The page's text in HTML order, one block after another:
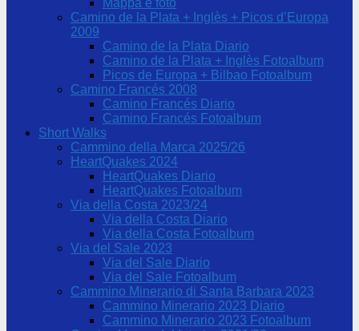
Mappa e foto
Camino de la Plata + Inglès + Picos d’Europa
2009
Camino de la Plata Diario
Camino de la Plata + Inglès Fotoalbum
Picos de Europa + Bilbao Fotoalbum
Camino Francés 2008
Camino Francés Diario
Camino Francés Fotoalbum
Short Walks
Cammino della Marca 2025/26
HeartQuakes 2024
HeartQuakes Diario
HeartQuakes Fotoalbum
Via della Costa 2023/24
Via della Costa Diario
Via della Costa Fotoalbum
Via del Sale 2023
Via del Sale Diario
Via del Sale Fotoalbum
Cammino Minerario di Santa Barbara 2023
Cammino Minerario 2023 Diario
Cammino Minerario 2023 Fotoalbum